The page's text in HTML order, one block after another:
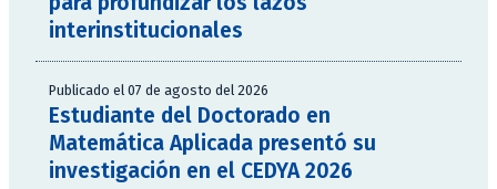
interinstitucionales
Publicado el 07 de agosto del 2026
Estudiante del Doctorado en
Matemática Aplicada presentó su
investigación en el CEDYA 2026